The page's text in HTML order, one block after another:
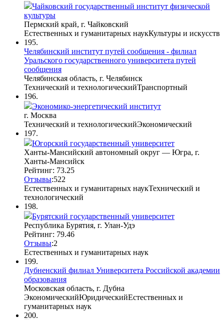
Чайковский государственный институт физической
культуры
Пермский край, г. Чайковский
Естественных и гуманитарных наукКультуры и искусств
195.
Челябинский институт путей сообщения - филиал
Уральского государственного университета путей
сообщения
Челябинская область, г. Челябинск
Технический и технологическийТранспортный
196.
Экономико-энергетический институт
г. Москва
Технический и технологическийЭкономический
197.
Югорский государственный университет
Ханты-Мансийский автономный округ — Югра, г.
Ханты-Мансийск
Рейтинг: 73.25
Отзывы:522
Естественных и гуманитарных наукТехнический и
технологический
198.
Бурятский государственный университет
Республика Бурятия, г. Улан-Удэ
Рейтинг: 79.46
Отзывы:2
Естественных и гуманитарных наук
199.
Дубненский филиал Университета Российской академии
образования
Московская область, г. Дубна
ЭкономическийЮридическийЕстественных и
гуманитарных наук
200.